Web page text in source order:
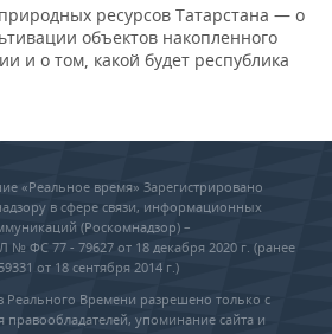
ресурсов Татарстана — о
объектов накопленного
и о том, какой будет республика
«Реальное время» Зарегистрировано
в сфере связи, информационных
(Роскомнадзор) –
ФС 77 - 79627 от 18 декабря 2020 г. (ранее
от 18 сентября 2014 г.)
Реального Времени разрешено только с
правообладателей, упоминание сайта и